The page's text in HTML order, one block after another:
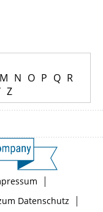
M N O P Q R
Z
|
Datenschutz |